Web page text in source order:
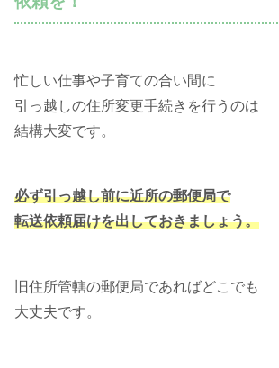
忙しい仕事や子育ての合い間に
引っ越しの住所変更手続きを行うのは
結構大変です。
必ず引っ越し前に近所の郵便局で
転送依頼届けを出しておきましょう。
旧住所管轄の郵便局であればどこでも
大丈夫です。